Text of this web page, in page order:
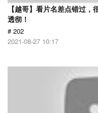
【越哥】看片名差点错过
透彻！
# 202
2021-08-27 10:17